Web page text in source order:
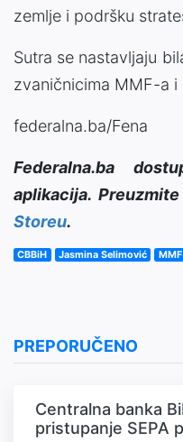
zemlje i podršku
Sutra se nastavljaju
zvaničnicima MMF-a i
federalna.ba/Fena
Federalna.ba
aplikacija.
Storeu.
CBBiH Jasmina Selimović MMF
PREPORUČENO
Centralna banka
pristupanje SEPA